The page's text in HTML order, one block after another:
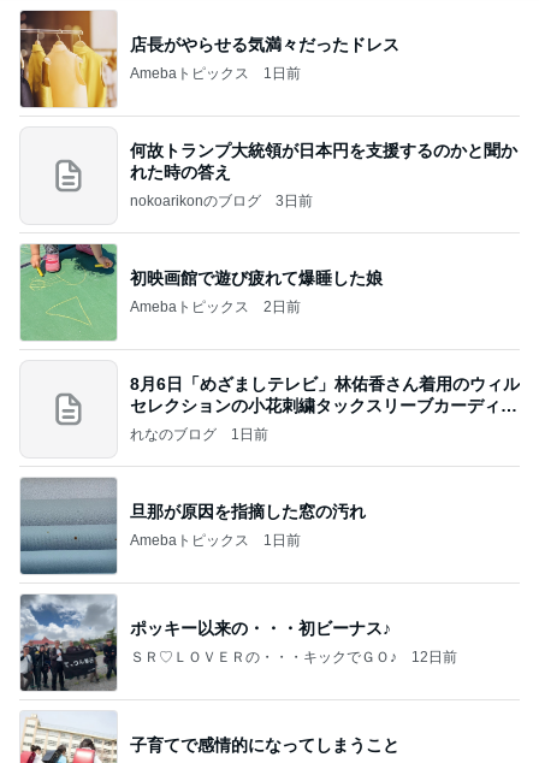
店長がやらせる気満々だったドレス
Amebaトピックス 1日前
何故トランプ大統領が日本円を支援するのかと聞か
れた時の答え
nokoarikonのブログ 3日前
初映画館で遊び疲れて爆睡した娘
Amebaトピックス 2日前
8月6日「めざましテレビ」林佑香さん着用のウィル
セレクションの小花刺繍タックスリーブカーディガ
ン
れなのブログ 1日前
旦那が原因を指摘した窓の汚れ
Amebaトピックス 1日前
ポッキー以来の・・・初ビーナス♪
ＳＲ♡ＬＯＶＥＲの・・・キックでＧＯ♪ 12日前
子育てで感情的になってしまうこと